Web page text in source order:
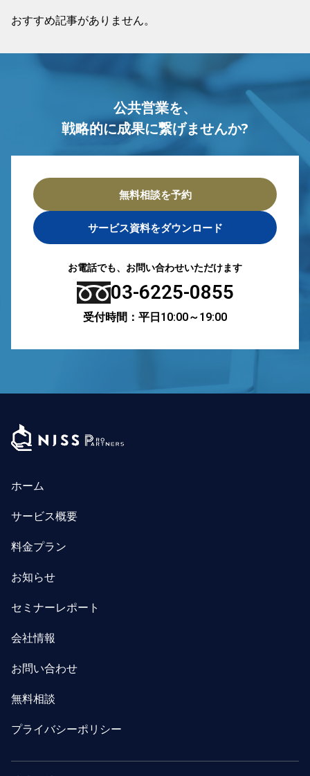
おすすめ記事がありません。
公共営業を、
戦略的に成果に繋げませんか?
無料相談を予約
サービス資料をダウンロード
お電話でも、お問い合わせいただけます
03-6225-0855
受付時間：平日10:00～19:00
ホーム
サービス概要
料金プラン
お知らせ
セミナーレポート
会社情報
お問い合わせ
無料相談
プライバシーポリシー